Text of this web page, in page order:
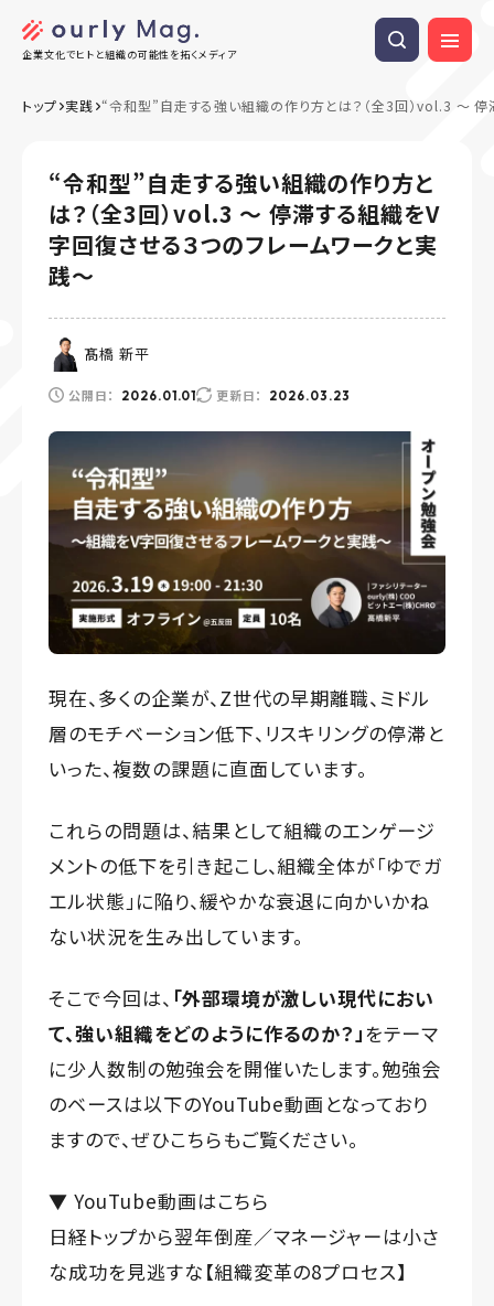
企業文化でヒトと組織の可能性を拓くメディア
トップ 実践 “令和型”自走する強い組織の作り方とは？（全3回）vol.3 〜
“令和型”自走する強い組織の作り方と
は？（全3回）vol.3 〜 停滞する組織をV
字回復させる３つのフレームワークと実
践〜
髙橋 新平
公開日： 2026.01.01 更新日： 2026.03.23
現在、多くの企業が、Z世代の早期離職、ミドル
層のモチベーション低下、リスキリングの停滞と
いった、複数の課題に直面しています。
これらの問題は、結果として組織のエンゲージ
メントの低下を引き起こし、組織全体が「ゆでガ
エル状態」に陥り、緩やかな衰退に向かいかね
ない状況を生み出しています。
そこで今回は、 「外部環境が激しい現代におい
て、強い組織をどのように作るのか？」をテーマ
に少人数制の勉強会を開催いたします。勉強会
のベースは以下のYouTube動画となっており
ますので、ぜひこちらもご覧ください。
▼ YouTube動画はこちら
日経トップから翌年倒産／マネージャーは小さ
な成功を見逃すな【組織変革の8プロセス】